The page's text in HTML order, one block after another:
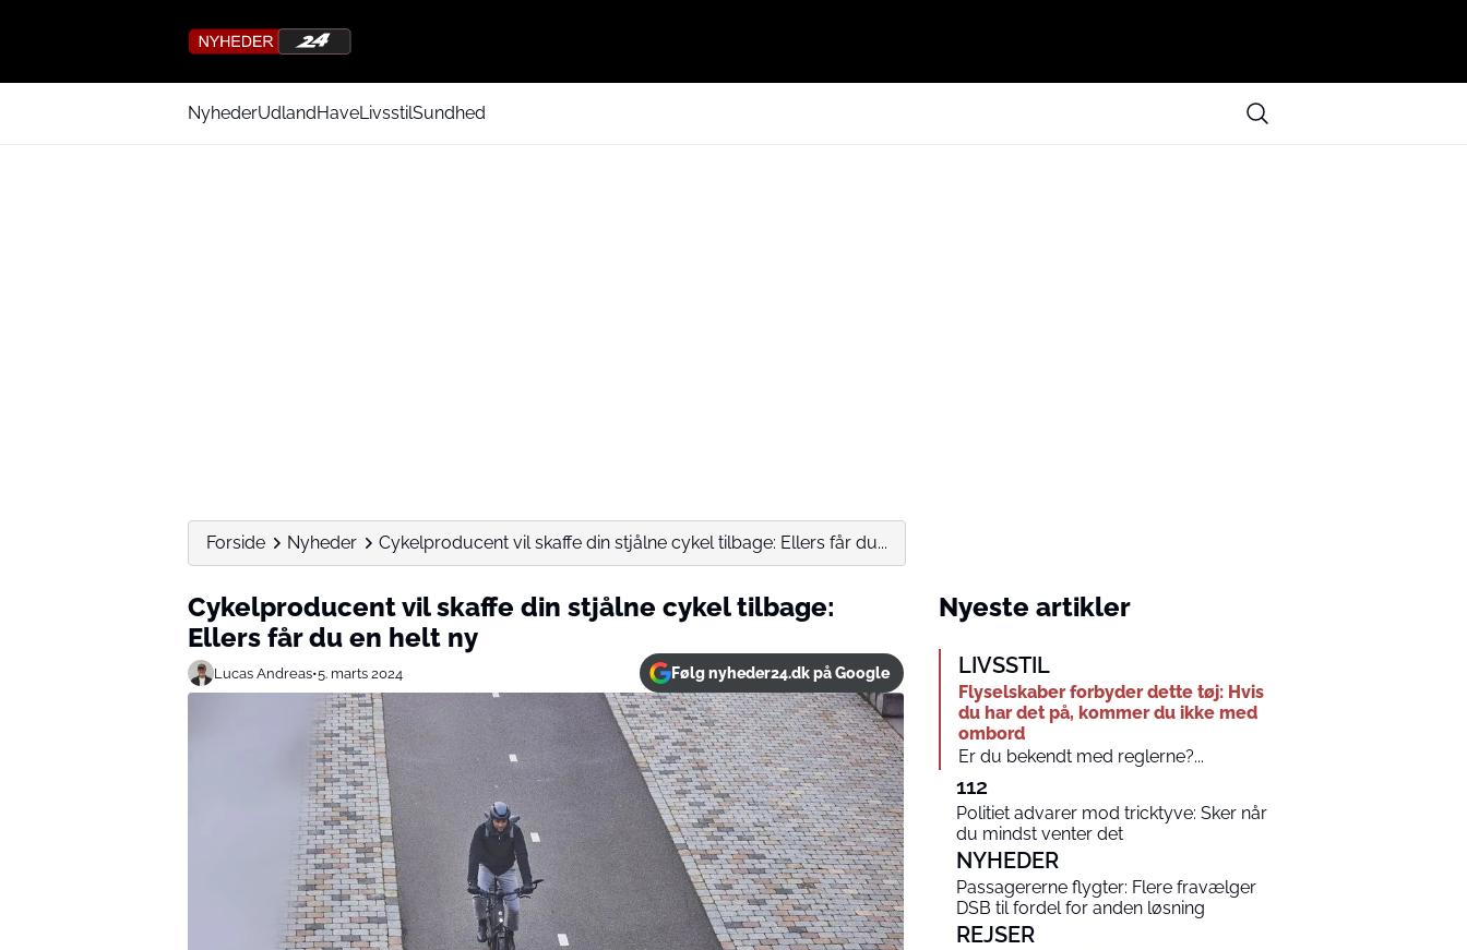
NyhederUdlandHaveLivsstilSundhed
Forside Nyheder Cykelproducent vil skaffe din stjålne cykel tilbage: Ellers får du...
Cykelproducent vil skaffe din stjålne cykel tilbage:
Ellers får du en helt ny
Lucas Andreas•5. marts 2024 Følg nyheder24.dk på Google
Nyeste artikler
LIVSSTIL
Flyselskaber forbyder dette tøj: Hvis
du har det på, kommer du ikke med
ombord
Er du bekendt med reglerne?...
112
Politiet advarer mod tricktyve: Sker når
du mindst venter det
NYHEDER
Passagererne flygter: Flere fravælger
DSB til fordel for anden løsning
REJSER